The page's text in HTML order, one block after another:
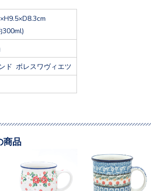
300ml)
ド ボレスワヴィエツ
商品